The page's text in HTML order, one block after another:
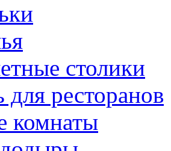
столики
ресторанов
комнаты